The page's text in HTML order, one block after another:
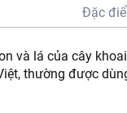
Đặc
và lá của cây
thường được